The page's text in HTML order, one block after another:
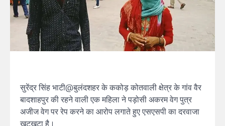
सुरेंद्र सिंह भाटी@बुलंदशहर के ककोड़ कोतवाली क्षेत्र के गांव वैर
बादशाहपुर की रहने वाली एक महिला ने पड़ोसी अकरम वेग पुत्र
अजीज वेग पर रेप करने का आरोप लगाते हुए एसएसपी का दरवाजा
खटखटा है।